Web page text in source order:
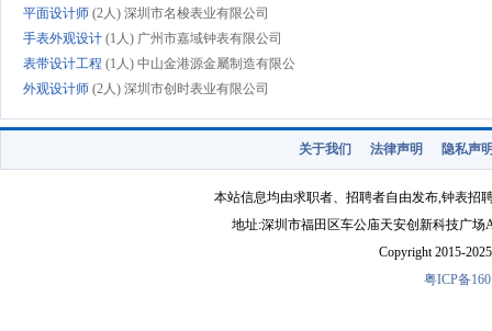
平面设计师 (2人) 深圳市名梭表业有限公司
手表外观设计 (1人) 广州市嘉域钟表有限公司
表带设计工程 (1人) 中山金港源金屬制造有限公
外观设计师 (2人) 深圳市创时表业有限公司
(若干人) 深圳市中艺伟业钟表有限公
(1人) 东莞市锦利电子科技有限公
关于我们 法律声明 隐私声
本站信息均由求职者、招聘者自由发布,钟表招
地址:深圳市福田区车公庙天安创新科技广场
Copyright 2015-
粤ICP备